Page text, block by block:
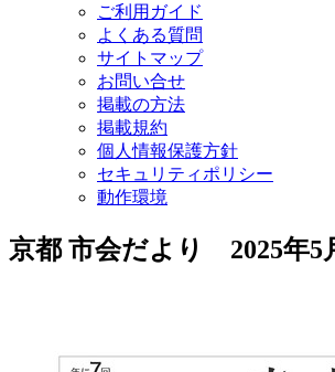
ご利用ガイド
よくある質問
サイトマップ
お問い合せ
掲載の方法
掲載規約
個人情報保護方針
セキュリティポリシー
動作環境
京都 市会だより 2025年5